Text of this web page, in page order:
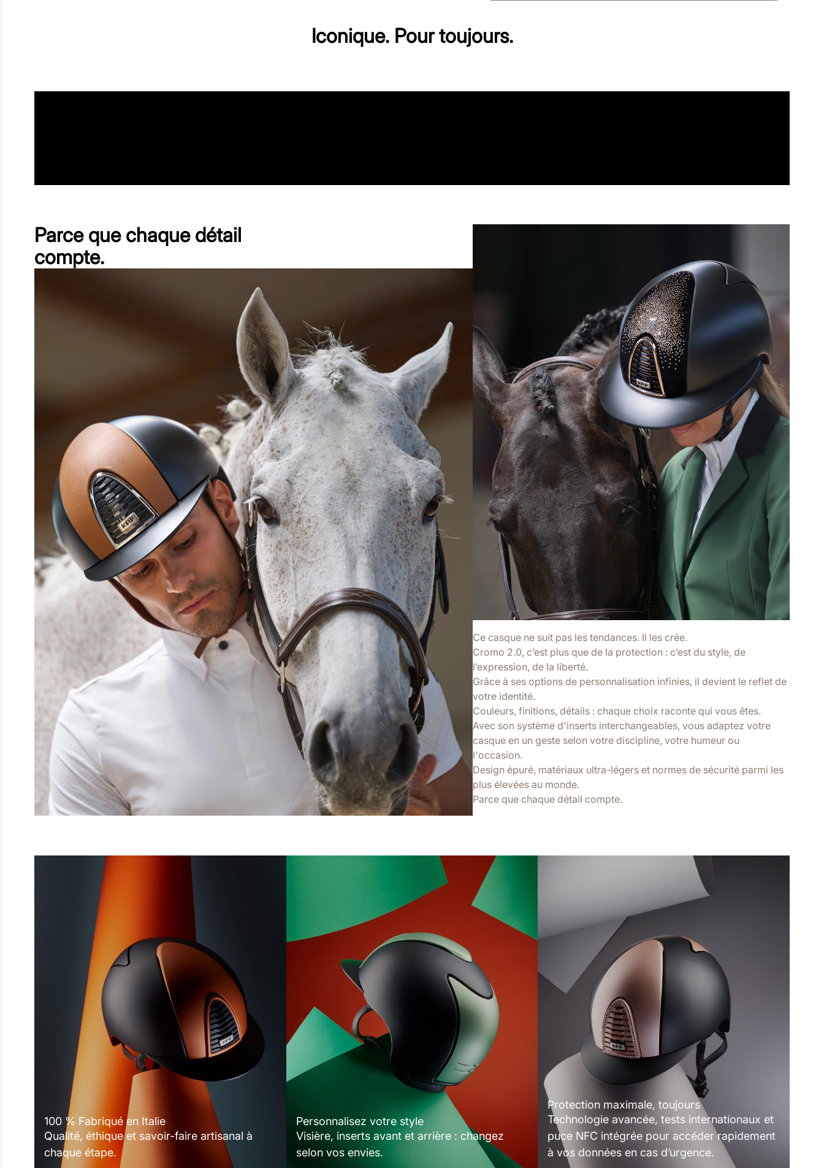
Iconique. Pour toujours.
Parce que chaque détail
compte.
Ce casque ne suit pas les tendances. Il les crée.
Cromo 2.0, c’est plus que de la protection : c’est du style, de
l’expression, de la liberté.
Grâce à ses options de personnalisation infinies, il devient le reflet de
votre identité.
Couleurs, finitions, détails : chaque choix raconte qui vous êtes.
Avec son système d'inserts interchangeables, vous adaptez votre
casque en un geste selon votre discipline, votre humeur ou
l'occasion.
Design épuré, matériaux ultra-légers et normes de sécurité parmi les
plus élevées au monde.
Parce que chaque détail compte.
100 % Fabriqué en Italie
Qualité, éthique et savoir-faire artisanal à
chaque étape.
Personnalisez votre style
Visière, inserts avant et arrière : changez
selon vos envies.
Protection maximale, toujours
Technologie avancée, tests internationaux et
puce NFC intégrée pour accéder rapidement
à vos données en cas d’urgence.